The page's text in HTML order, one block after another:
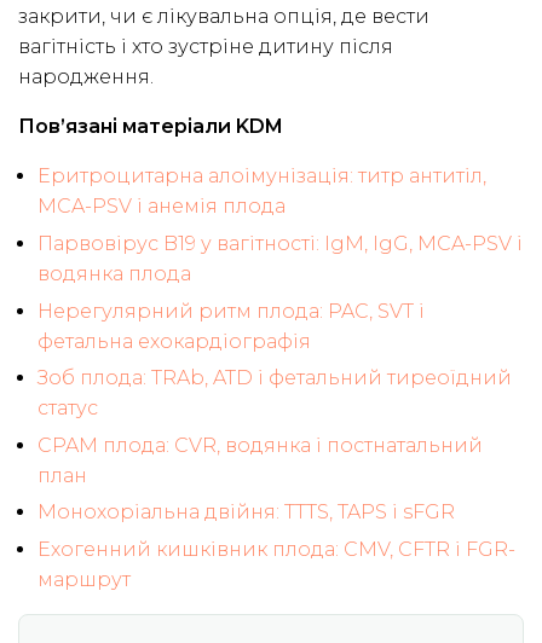
закрити, чи є лікувальна опція, де вести
вагітність і хто зустріне дитину після
народження.
Пов’язані матеріали KDM
Еритроцитарна алоімунізація: титр антитіл,
MCA-PSV і анемія плода
Парвовірус B19 у вагітності: IgM, IgG, MCA-PSV і
водянка плода
Нерегулярний ритм плода: PAC, SVT і
фетальна ехокардіографія
Зоб плода: TRAb, ATD і фетальний тиреоїдний
статус
CPAM плода: CVR, водянка і постнатальний
план
Монохоріальна двійня: TTTS, TAPS і sFGR
Ехогенний кишківник плода: CMV, CFTR і FGR-
маршрут